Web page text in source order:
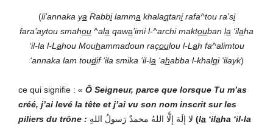
(li’annaka ya Rabbilamma khalaqtanirafa^tou ra’si
fara’aytou smahou ^ala qawa’imi l-^archi maktouban la ‘ilaha
‘il-la l-L ahou Mouhammadoun raçoulou l-L ah fa^alimtou
‘annaka lam toudif ‘ila smika ‘il-la ‘ahabba l-khalqi ‘ilayk)
ce qui signifie : « Ô Seigneur, parce que lorsque Tu m’as
créé, j’ai levé la tête et j’ai vu son nom inscrit sur les
piliers du trône : لا إِلَهَ إِلَّا اللهُ محمدٌ رَسولُ اللهِ (la ‘ilaha ‘il-la